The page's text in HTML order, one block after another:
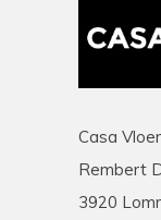
Casa
Rembert
3920